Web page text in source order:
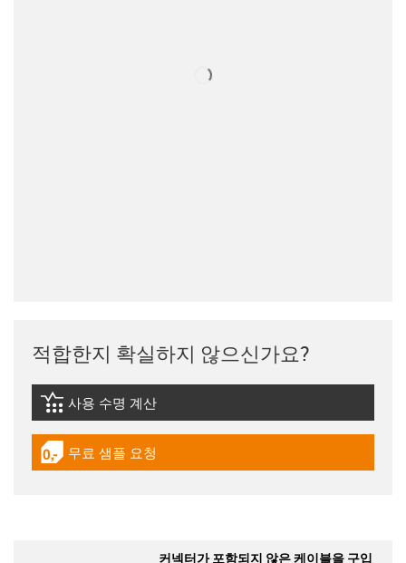
적합한지 확실하지 않으신가요?
igus-icon-lebensdauerrechner
사용 수명 계산
igus-icon-gratismuster
무료 샘플 요청
커넥터가 포함되지 않은 케이블을 구입